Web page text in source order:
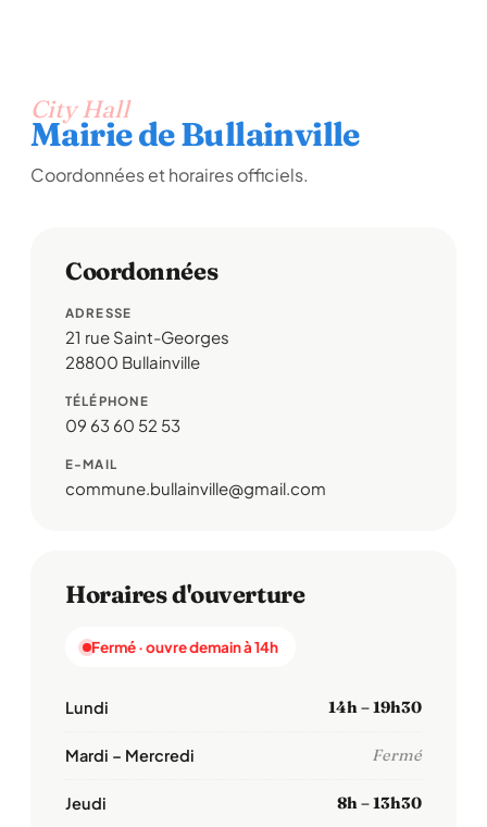
City Hall
Mairie de Bullainville
Coordonnées et horaires officiels.
Coordonnées
ADRESSE
21 rue Saint-Georges
28800 Bullainville
TÉLÉPHONE
09 63 60 52 53
E-MAIL
commune.bullainville@gmail.com
Horaires d'ouverture
Fermé · ouvre demain à 14h
Lundi 14h – 19h30
Mardi – Mercredi Fermé
Jeudi 8h – 13h30